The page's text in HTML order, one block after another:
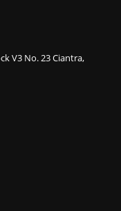
V3 No. 23 Ciantra,